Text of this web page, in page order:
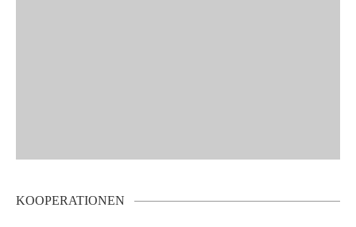
KOOPERATIONEN